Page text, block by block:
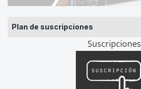
Plan de suscripciones
Suscripciones